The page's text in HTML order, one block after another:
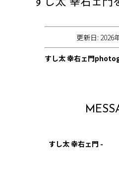
すし太 幸右ェ門
更新日: 2026
すし太 幸右ェ門
すし太 幸右ェ門 -